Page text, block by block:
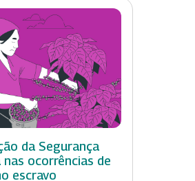
da Segurança
nas ocorrências de
escravo